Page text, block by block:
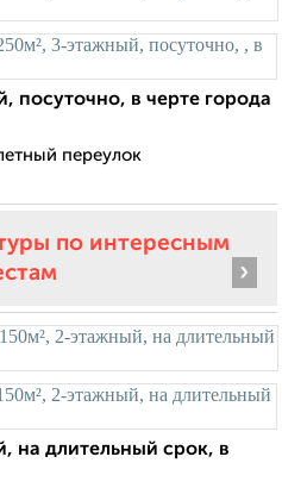
посуточно, в черте города
переулок
по интересным
›
на длительный срок, в